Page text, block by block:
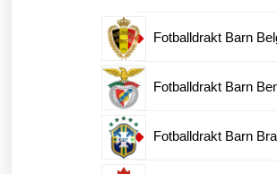
produkter
Fotballdrakt Barn
Fotballdrakt Barn
Fotballdrakt Barn